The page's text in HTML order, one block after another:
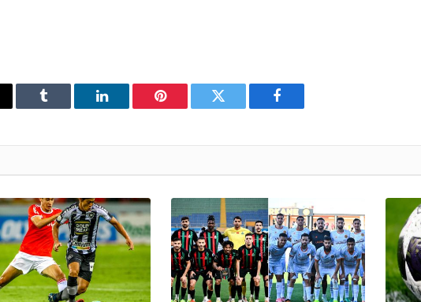
فيسبوك تويتر بينتيريستلينكدإن Tumblr